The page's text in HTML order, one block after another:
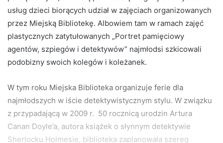
i
l
usług dzieci biorących udział w zajęciach organizowanych
przez Miejską Bibliotekę. Albowiem tam w ramach zajęć
plastycznych zatytułowanych „Portret pamięciowy
agentów, szpiegów i detektywów” najmłodsi szkicowali
podobizny swoich kolegów i koleżanek.
W tym roku Miejska Biblioteka organizuje ferie dla
najmłodszych w iście detektywistycznym stylu. W związku
z przypadającą w 2009 r. 50 rocznicą urodzin Artura
Canan Doyle’a, autora książek o słynnym detektywie
Sherlocku Holmesie, biblioteka zaplanowała szereg